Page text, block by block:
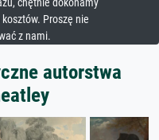
chętnie dokonamy
Proszę nie
z nami.
autorstwa